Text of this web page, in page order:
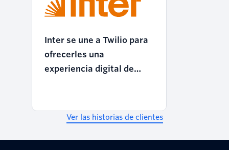
Inter se une a Twilio para
ofrecerles una
experiencia digital de
Ver las historias de clientes